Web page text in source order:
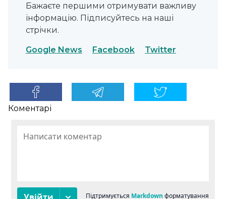
Бажаєте першими отримувати важливу
інформацію. Підписуйтесь на наші
стрічки.
Google News Facebook Twitter
Коментарі